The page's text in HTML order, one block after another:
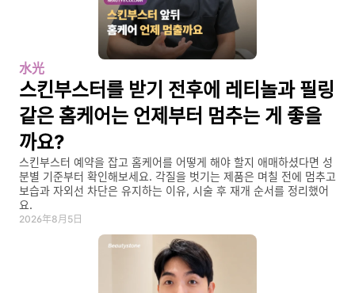
水光
스킨부스터를 받기 전후에 레티놀과 필링
같은 홈케어는 언제부터 멈추는 게 좋을
까요?
스킨부스터 예약을 잡고 홈케어를 어떻게 해야 할지 애매하셨다면 성
분별 기준부터 확인해보세요. 각질을 벗기는 제품은 며칠 전에 멈추고
보습과 자외선 차단은 유지하는 이유, 시술 후 재개 순서를 정리했어
요.
2026年8月5日